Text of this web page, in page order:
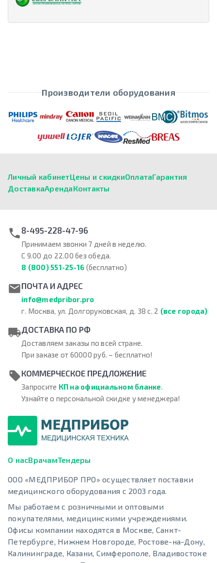
Производители оборудования
Личный кабинетЦены и скидкиОплатаГарантия
ДоставкаАрендаКонтакты
8-495-228-47-96
Принимаем звонки 7 дней в неделю.
С 9.00 до 22.00 без обеда.
8 (800) 551-25-16 (бесплатно)
ПОЧТА И АДРЕС
info@medpribor.pro
г. Москва, ул. Долгоруковская, д. 38 с. 2 (все города)
ДОСТАВКА ПО РФ
Доставляем заказы по всей стране.
При заказе от 60000 руб. – бесплатно!
КОММЕРЧЕСКОЕ ПРЕДЛОЖЕНИЕ
Запросите КП на официальном бланке.
Узнайте о персональной скидке у менеджера!
О насВрачамТендеры
ООО «МЕДПРИБОР ПРО» осуществляет поставки
медицинского оборудования с 2003 года.
Мы работаем с розничными и оптовыми
покупателями, медицинскими учреждениями.
Офисы компании находятся в Москве, Санкт-
Петербурге, Нижнем Новгороде, Ростове-на-Дону,
Калининграде, Казани, Симферополе, Владивостоке